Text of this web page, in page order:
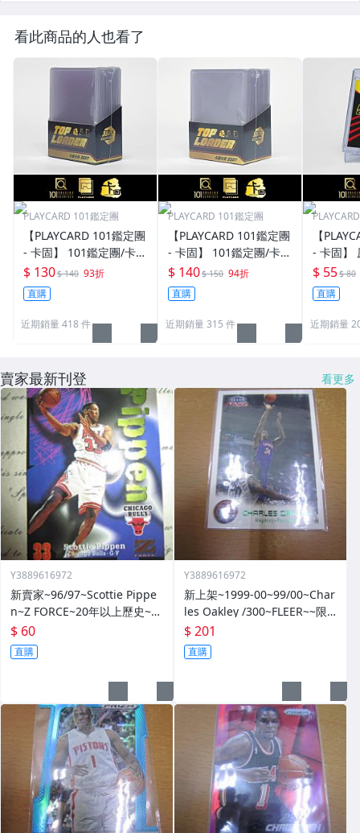
看此商品的人也看了
PLAYCARD 101鑑定團
【PLAYCARD 101鑑定團
- 卡固】 101鑑定團/卡固
原廠原裝 一般卡夾 / 塑
膠殼 尺寸：35pt
$ 130$ 140 93折
直購
近期銷量 418 件
PLAYCARD 101鑑定團
【PLAYCARD 101鑑定團
- 卡固】 101鑑定團/卡固
原廠原裝 一般卡夾 / 塑
膠殼 尺寸：55pt
$ 140$ 150 94折
直購
近期銷量 315 件
【
- 卡固】
卡夾 /
pt /
$ 55$ 80
直購
近期銷量
賣家最新刊登 看更多
Y3889616972
新賣家~96/97~Scottie Pippe
n~Z FORCE~20年以上歷史~無
限量~
$ 60
直購
Y3889616972
新上架~1999-00~99/00~Char
les Oakley /300~FLEER~~限
量/300~1060114-1
$ 201
直購